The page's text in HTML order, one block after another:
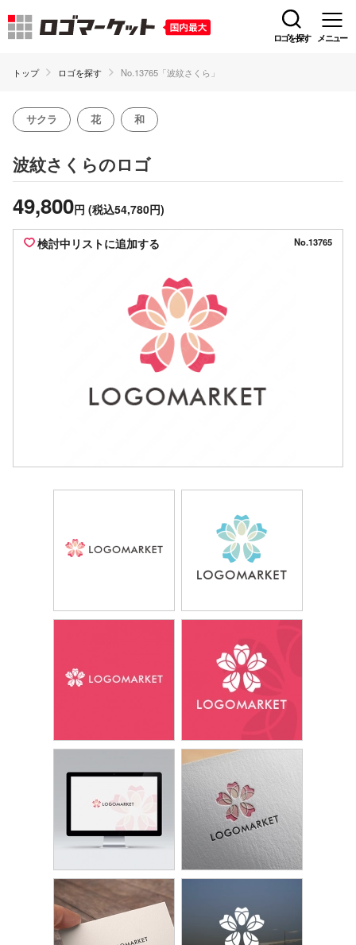
ロゴを探す メニュー
トップ ロゴを探す No.13765「波紋さくら」
サクラ 花 和
波紋さくらのロゴ
49,800円 (税込54,780円)
検討中リストに追加する No.13765